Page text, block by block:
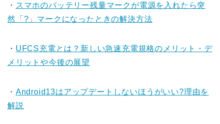
・ スマホのバッテリー残量マークが電源を入れたら突
然「?」マークになったときの解決方法
・ UFCS充電とは？新しい急速充電規格のメリット・デ
メリットや今後の展望
・ Android13はアップデートしないほうがいい?理由を
解説